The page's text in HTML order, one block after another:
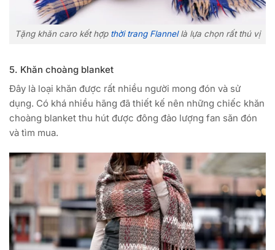
Tặng khăn caro kết hợp thời trang Flannellà lựa chọn rất thú vị
5. Khăn choàng blanket
Đây là loại khăn được rất nhiều người mong đón và sử
dụng. Có khá nhiều hãng đã thiết kế nên những chiếc khăn
choàng blanket thu hút được đông đảo lượng fan săn đón
và tìm mua.